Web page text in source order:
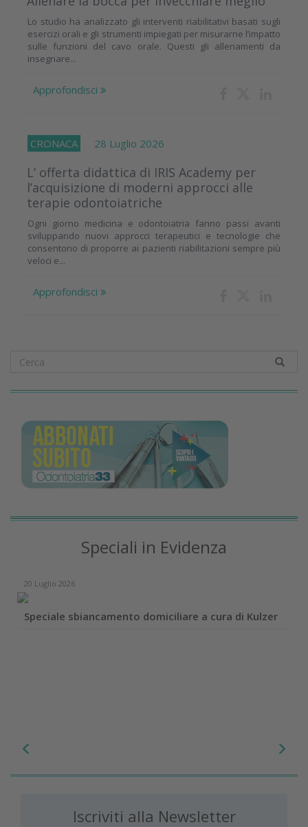
Lo studio ha analizzato gli interventi riabilitativi basati sugli
esercizi orali e gli strumenti impiegati per misurarne l’impatto
sulle funzioni del cavo orale. Questi gli allenamenti da
insegnare...
Approfondisci
CRONACA 28 Luglio 2026
L’ offerta didattica di IRIS Academy per
l’acquisizione di moderni approcci alle
terapie odontoiatriche
Ogni giorno medicina e odontoiatria fanno passi avanti
sviluppando nuovi approcci terapeutici e tecnologie che
consentono di proporre ai pazienti riabilitazioni sempre più
veloci e...
Approfondisci
Speciali in Evidenza
20 Luglio 2026
Speciale sbiancamento domiciliare a cura di Kulzer
Iscriviti alla Newsletter